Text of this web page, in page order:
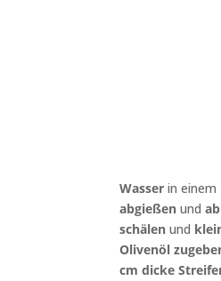
Wasser in
abgießen und
schälen und
Olivenöl
cm dicke